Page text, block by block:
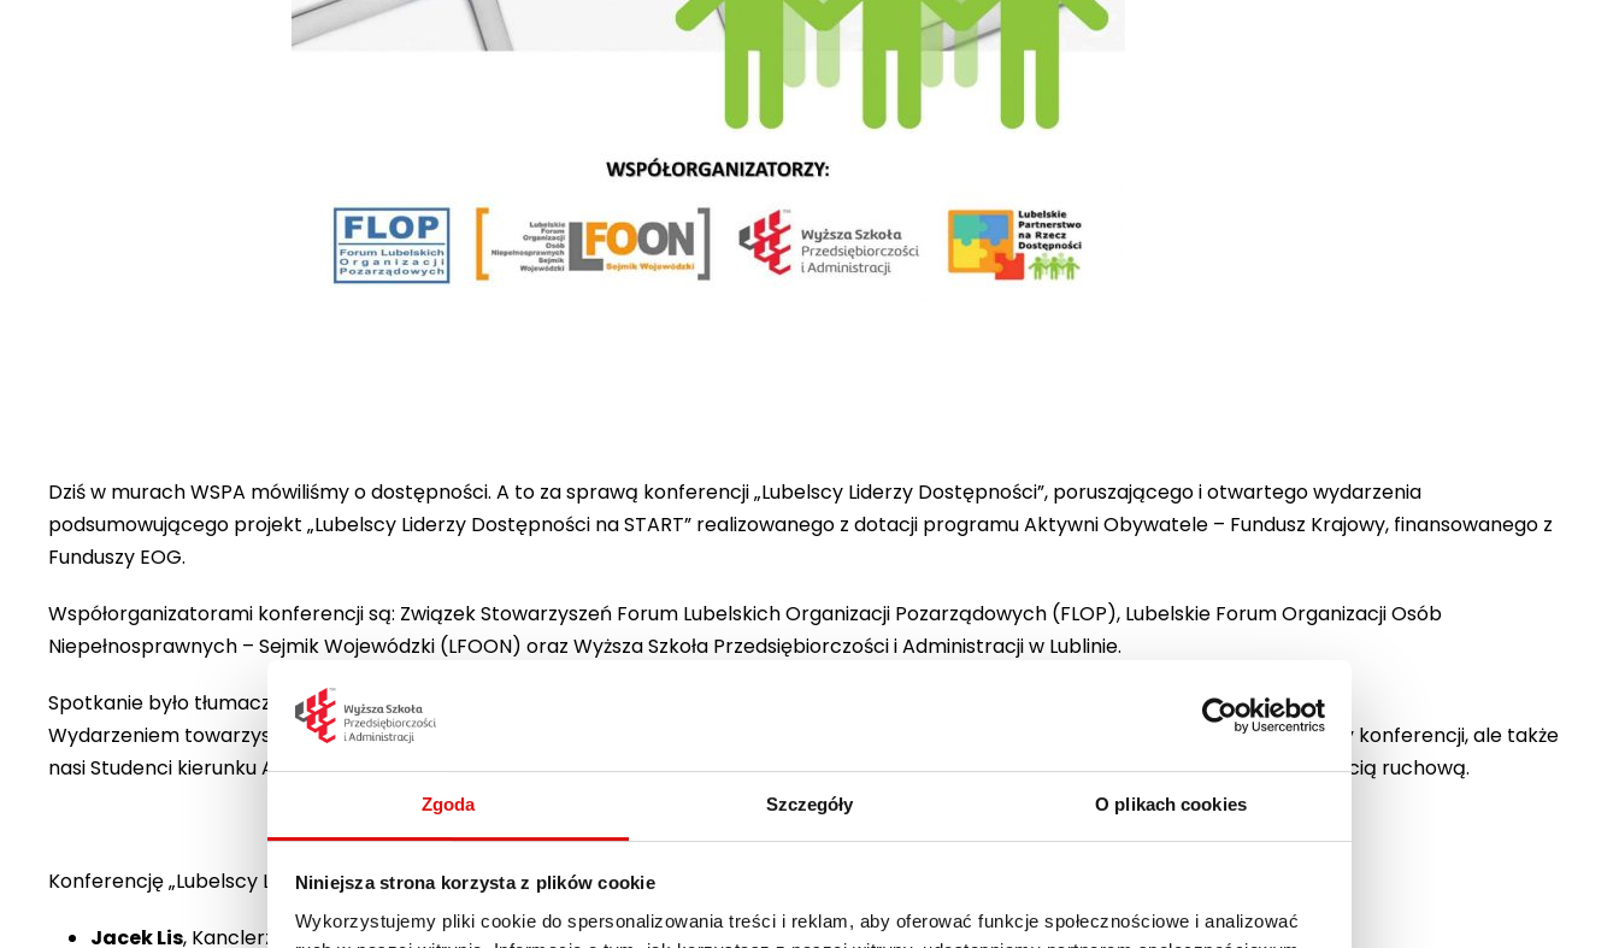
Zgoda Szczegóły O plikach cookies
Niniejsza strona korzysta z plików cookie
Wykorzystujemy pliki cookie do spersonalizowania treści i reklam, aby oferować funkcje społecznościowe i analizować
Dziś w murach WSPA mówiliśmy o dostępności. A to za sprawą konferencji „Lubelscy Liderzy Dostępności”, poruszającego i otwartego wydarzenia
podsumowującego projekt „Lubelscy Liderzy Dostępności na START” realizowanego z dotacji programu Aktywni Obywatele – Fundusz Krajowy, finansowanego z
Funduszy EOG.
Współorganizatorami konferencji są: Związek Stowarzyszeń Forum Lubelskich Organizacji Pozarządowych (FLOP), Lubelskie Forum Organizacji Osób
Niepełnosprawnych – Sejmik Wojewódzki (LFOON) oraz Wyższa Szkoła Przedsiębiorczości i Administracji w Lublinie.
Spotkanie było tłumaczone na Polski Język Migowy (PJM) oraz transmitowane online.
Wydarzeniem towarzyszącym całej konferencji był pokaz sprzętu związanego z dostępnością w Auli 019. Testerami sprzętu byli uczestnicy konferencji, ale także
nasi Studenci kierunku Architektura. Mogli oni doświadczyć barier, jakie na co dzień spotykają osoby niedowidzące lub z niepełnosprawnością ruchową.
Konferencję „Lubelscy Liderzy Dostępności” otworzyli:
Jacek Lis, Kanclerz Wyższej Szkoły Przedsiębiorczości i Administracji w Lublinie